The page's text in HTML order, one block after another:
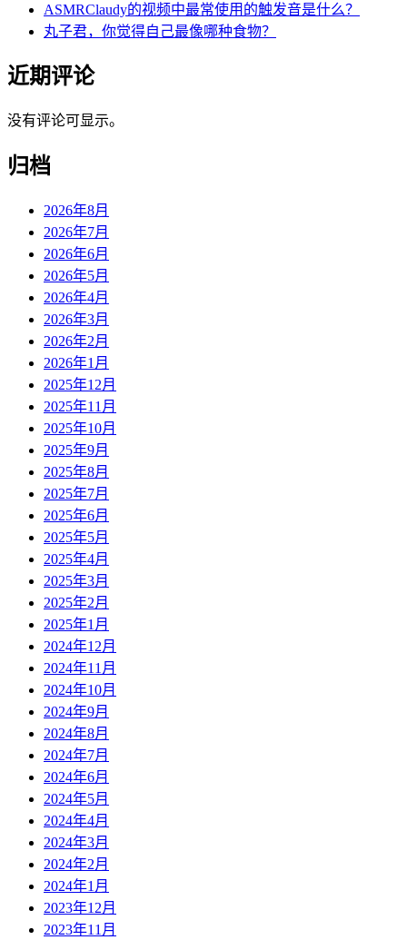
ASMRClaudy的视频中最常使用的触发音是什么？
丸子君，你觉得自己最像哪种食物？
近期评论
没有评论可显示。
归档
2026年8月
2026年7月
2026年6月
2026年5月
2026年4月
2026年3月
2026年2月
2026年1月
2025年12月
2025年11月
2025年10月
2025年9月
2025年8月
2025年7月
2025年6月
2025年5月
2025年4月
2025年3月
2025年2月
2025年1月
2024年12月
2024年11月
2024年10月
2024年9月
2024年8月
2024年7月
2024年6月
2024年5月
2024年4月
2024年3月
2024年2月
2024年1月
2023年12月
2023年11月